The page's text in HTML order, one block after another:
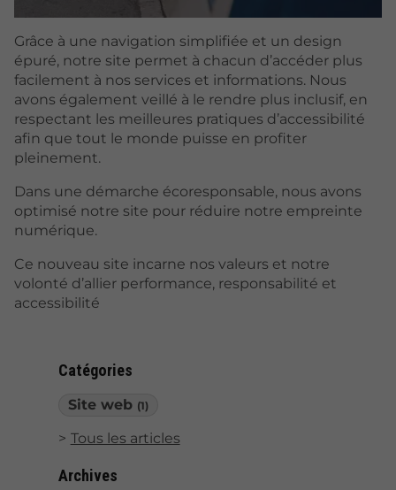
Catégories
Site web (1)
Tous les articles
Archives
Grâce à une navigation simplifiée et un design
épuré, notre site permet à chacun d’accéder plus
facilement à nos services et informations. Nous
avons également veillé à le rendre plus inclusif, en
respectant les meilleures pratiques d’accessibilité
afin que tout le monde puisse en profiter
pleinement.
Dans une démarche écoresponsable, nous avons
optimisé notre site pour réduire notre empreinte
numérique.
Ce nouveau site incarne nos valeurs et notre
volonté d’allier performance, responsabilité et
accessibilité